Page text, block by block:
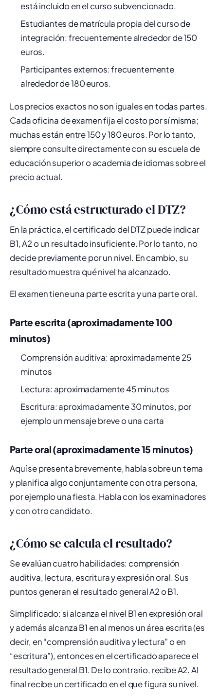
está incluido en el curso subvencionado.
Estudiantes de matrícula propia del curso de
integración: frecuentemente alrededor de 150
euros.
Participantes externos: frecuentemente
alrededor de 180 euros.
Los precios exactos no son iguales en todas partes.
Cada oficina de examen fija el costo por sí misma;
muchas están entre 150 y 180 euros. Por lo tanto,
siempre consulte directamente con su escuela de
educación superior o academia de idiomas sobre el
precio actual.
¿Cómo está estructurado el DTZ?
En la práctica, el certificado del DTZ puede indicar
B1, A2 o un resultado insuficiente. Por lo tanto, no
decide previamente por un nivel. En cambio, su
resultado muestra qué nivel ha alcanzado.
El examen tiene una parte escrita y una parte oral.
Parte escrita (aproximadamente 100
minutos)
Comprensión auditiva: aproximadamente 25
minutos
Lectura: aproximadamente 45 minutos
Escritura: aproximadamente 30 minutos, por
ejemplo un mensaje breve o una carta
Parte oral (aproximadamente 15 minutos)
Aquí se presenta brevemente, habla sobre un tema
y planifica algo conjuntamente con otra persona,
por ejemplo una fiesta. Habla con los examinadores
y con otro candidato.
¿Cómo se calcula el resultado?
Se evalúan cuatro habilidades: comprensión
auditiva, lectura, escritura y expresión oral. Sus
puntos generan el resultado general A2 o B1.
Simplificado: si alcanza el nivel B1 en expresión oral
y además alcanza B1 en al menos un área escrita (es
decir, en “comprensión auditiva y lectura” o en
“escritura”), entonces en el certificado aparece el
resultado general B1. De lo contrario, recibe A2. Al
final recibe un certificado en el que figura su nivel.